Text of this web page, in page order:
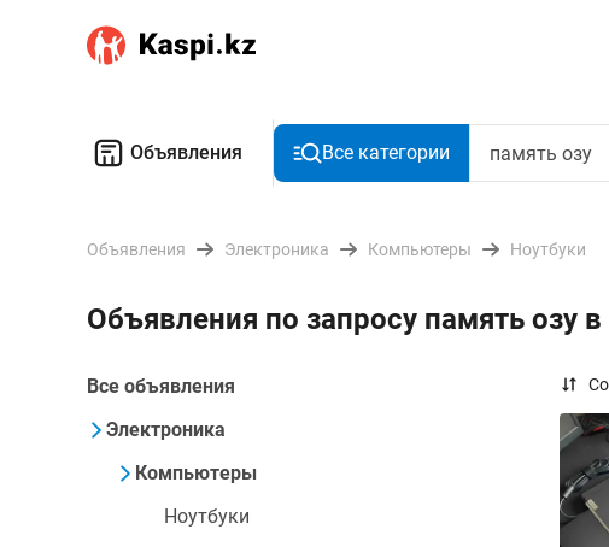
Объявления Все категории
Объявления Электроника Компьютеры Ноутбуки
Объявления по запросу память озу
Все объявления
Электроника
Компьютеры
Ноутбуки